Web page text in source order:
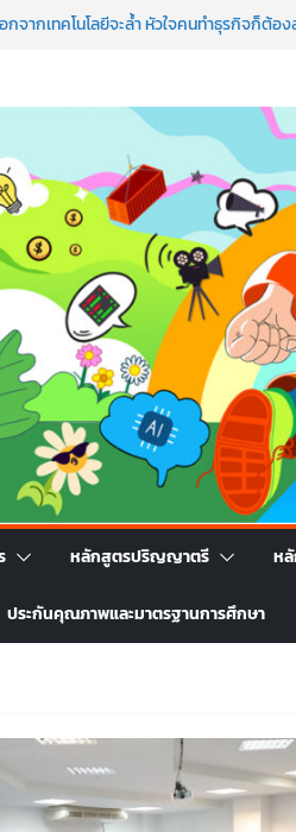
กจากเทคโนโลยีจะล้ำ หัวใจคนทำธุรกิจก็ต้อ
สร้าง VDO ก็ปัง แถมเขียนโค้ดสร้างแอปได้อี
หลักสูตรปริญญาตรี ห
ประกันคุณภาพและมาตรฐานการศึกษา